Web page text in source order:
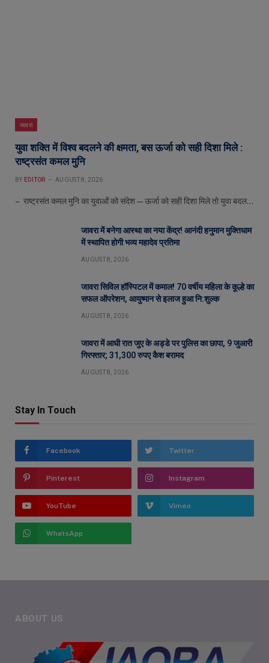
जावरा
युवा शक्ति में विश्व बदलने की क्षमता, बस ऊर्जा को सही दिशा मिले :
राष्ट्रसंत कमल मुनि
BY EDITOR AUGUST 8, 2026
– राष्ट्रसंत कमल मुनि का युवाओं को संदेश—ऊर्जा को सही दिशा मिले तो युवा बदल…
जावरा में बनेगा आस्था का नया केंद्र! आनंदी हनुमान मुक्तिधाम
में स्थापित होगी भव्य महादेव प्रतिमा
AUGUST 8, 2026
जावरा सिविल हॉस्पिटल में कमाल! 70 वर्षीय महिला के कूल्हे का
सफल ऑपरेशन, आयुष्मान से इलाज हुआ नि:शुल्क
AUGUST 8, 2026
जावरा में आधी रात जुए के अड्डे पर पुलिस का छापा, 9 जुआरी
गिरफ्तार; 31,300 रुपए कैश बरामद
AUGUST 8, 2026
Stay In Touch
Facebook Twitter
Pinterest Instagram
YouTube Vimeo
WhatsApp
ABOUT US